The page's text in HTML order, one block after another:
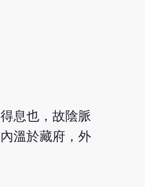
息也，故陰脈
溫於藏府，外